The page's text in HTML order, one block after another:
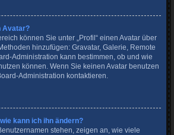
Avatar?
können Sie unter „Profil“ einen Avatar über
hinzufügen: Gravatar, Galerie, Remote
Administration kann bestimmen, ob und wie
können. Wenn Sie keinen Avatar benutzen
Administration kontaktieren.
kann ich ihn ändern?
stehen, zeigen an, wie viele